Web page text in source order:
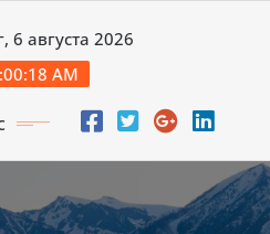
6 августа 2026
AM